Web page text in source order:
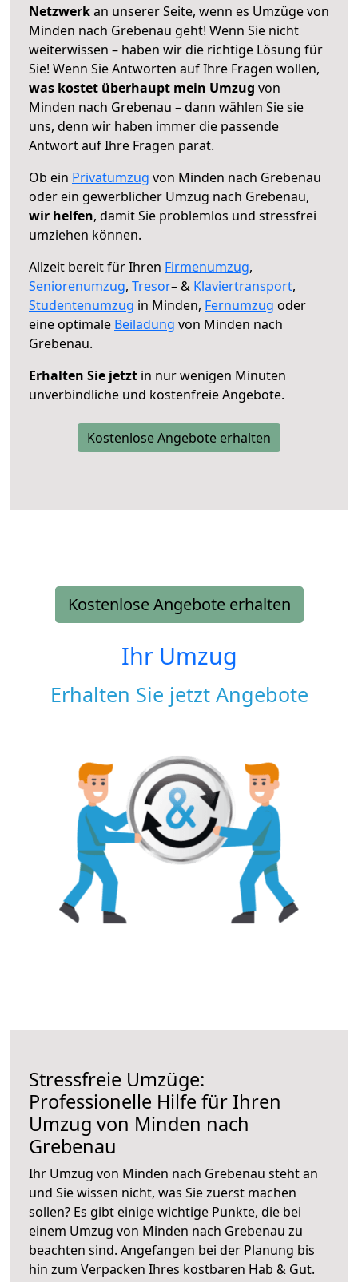
Netzwerkan unserer Seite, wenn es Umzüge von
Minden nach Grebenau geht! Wenn Sie nicht
weiterwissen – haben wir die richtige Lösung für
Sie! Wenn Sie Antworten auf Ihre Fragen wollen,
was kostet überhaupt mein Umzug von
Minden nach Grebenau – dann wählen Sie sie
uns, denn wir haben immer die passende
Antwort auf Ihre Fragen parat.
Ob ein Privatumzug von Minden nach Grebenau
oder ein gewerblicher Umzug nach Grebenau,
wir helfen, damit Sie problemlos und stressfrei
umziehen können.
Allzeit bereit für Ihren Firmenumzug,
Seniorenumzug, Tresor– & Klaviertransport,
Studentenumzug in Minden, Fernumzug oder
eine optimale Beiladung von Minden nach
Grebenau.
Erhalten Sie jetzt in nur wenigen Minuten
unverbindliche und kostenfreie Angebote.
Kostenlose Angebote erhalten
Kostenlose Angebote erhalten
Ihr Umzug
Erhalten Sie jetzt Angebote
Stressfreie Umzüge:
Professionelle Hilfe für Ihren
Umzug von Minden nach
Grebenau
Ihr Umzug von Minden nach Grebenau steht an
und Sie wissen nicht, was Sie zuerst machen
sollen? Es gibt einige wichtige Punkte, die bei
einem Umzug von Minden nach Grebenau zu
beachten sind. Angefangen bei der Planung bis
hin zum Verpacken Ihres kostbaren Hab & Gut.